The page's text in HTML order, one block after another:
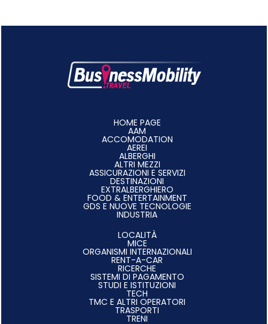
HOME PAGE
AAM
ACCOMODATION
AEREI
ALBERGHI
ALTRI MEZZI
ASSICURAZIONI E SERVIZI
DESTINAZIONI
EXTRALBERGHIERO
FOOD & ENTERTAINMENT
GDS E NUOVE TECNOLOGIE
INDUSTRIA
LOCALITÀ
MICE
ORGANISMI INTERNAZIONALI
RENT-A-CAR
RICERCHE
SISTEMI DI PAGAMENTO
STUDI E ISTITUZIONI
TECH
TMC E ALTRI OPERATORI
TRASPORTI
TRENI